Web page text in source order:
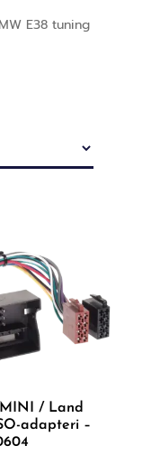
E38 tuning
/ Land
adapteri –